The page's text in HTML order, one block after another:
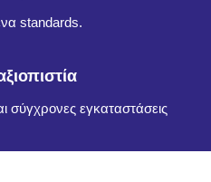
standards.
σύγχρονες εγκαταστάσεις